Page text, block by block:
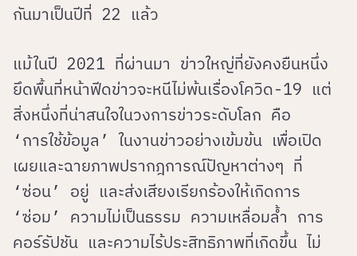
กันมาเป็นปีที่ 22 แล้ว
แม้ในปี 2021 ที่ผ่านมา ข่าวใหญ่ที่ยังคงยืนหนึ่ง
ยึดพื้นที่หน้าฟีดข่าวจะหนีไม่พ้นเรื่องโควิด-19 แต่
สิ่งหนึ่งที่น่าสนใจในวงการข่าวระดับโลก คือ
‘การใช้ข้อมูล’ ในงานข่าวอย่างเข้มข้น เพื่อเปิด
เผยและฉายภาพปรากฎการณ์ปัญหาต่างๆ ที่
‘ซ่อน’ อยู่ และส่งเสียงเรียกร้องให้เกิดการ
‘ซ่อม’ ความไม่เป็นธรรม ความเหลื่อมล้ำ การ
คอร์รัปชัน และความไร้ประสิทธิภาพที่เกิดขึ้น ไม่